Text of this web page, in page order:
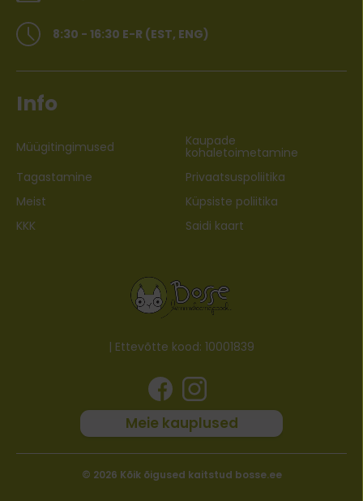
8:30 - 16:30 E-R (EST, ENG)
Info
Müügitingimused Kaupade
kohaletoimetamine
Tagastamine
Privaatsuspoliitika
Meist
Küpsiste poliitika
KKK
Saidi kaart
| Ettevõtte kood: 10001839
Meie kauplused
© 2026 Kõik õigused kaitstud bosse.ee